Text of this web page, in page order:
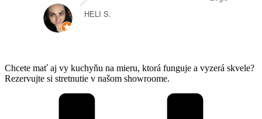
HELI S.
Chcete mať aj vy kuchyňu na mieru, ktorá funguje a vyzerá skvele?
Rezervujte si stretnutie v našom showroome.